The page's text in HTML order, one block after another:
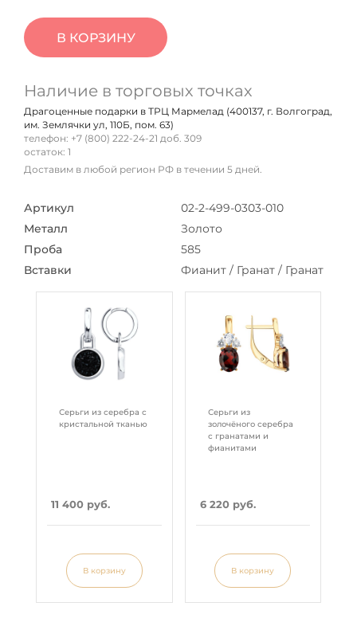
В КОРЗИНУ
Наличие в торговых точках
Драгоценные подарки в ТРЦ Мармелад (400137, г. Волгоград,
им. Землячки ул, 110Б, пом. 63)
телефон: +7 (800) 222-24-21 доб. 309
остаток: 1
Доставим в любой регион РФ в течении 5 дней.
Артикул
02-2-499-0303-010
Металл
Золото
Проба
585
Вставки
Фианит / Гранат / Гранат
Серьги из серебра с
кристальной тканью
11 400 руб.
В корзину
Серьги из
золочёного серебра
с гранатами и
фианитами
6 220 руб.
В корзину